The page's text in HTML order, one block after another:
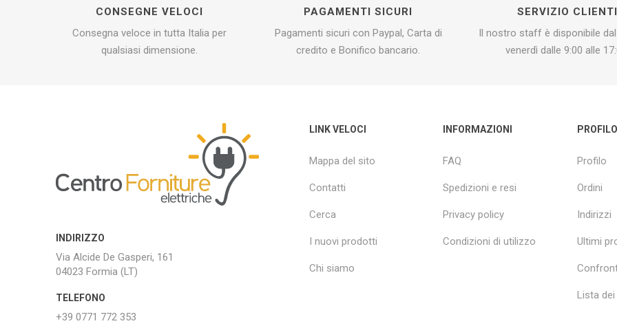
CONSEGNE VELOCI
Consegna veloce in tutta Italia per
qualsiasi dimensione.
PAGAMENTI SICURI
Pagamenti sicuri con Paypal, Carta di
credito e Bonifico bancario.
SERVIZIO CLIENTI
Il nostro staff è disponibile
venerdì dalle 9:00 alle
INDIRIZZO
Via Alcide De Gasperi, 161
04023 Formia (LT)
TELEFONO
+39 0771 772 353
LINK VELOCI
Mappa del sito
Contatti
Cerca
I nuovi prodotti
Chi siamo
INFORMAZIONI
FAQ
Spedizioni e resi
Privacy policy
Condizioni di utilizzo
PROFILO
Profilo
Ordini
Indirizzi
Ultimi
Lista